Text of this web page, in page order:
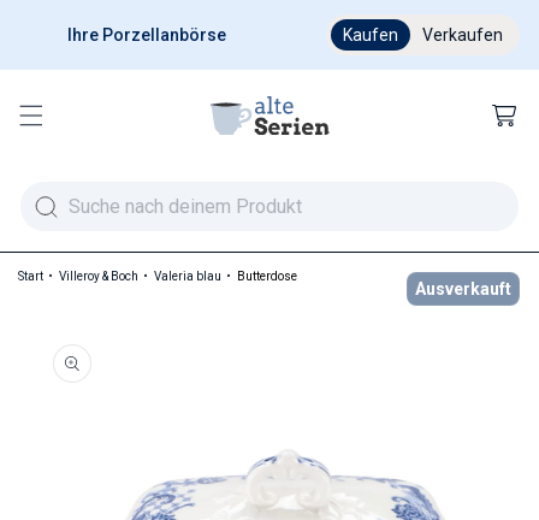
Ihre Porzellanbörse Ab 200 €
Kaufen Verkaufen
Start Villeroy & Boch Valeria blau Butterdose
Ausverkauft